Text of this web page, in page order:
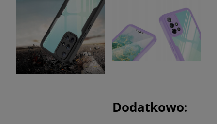
Dodatkowo: